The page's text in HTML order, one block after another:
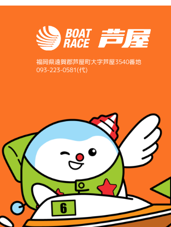
福岡県遠賀郡芦屋町大字芦屋3540番地
093-223-0581(代)